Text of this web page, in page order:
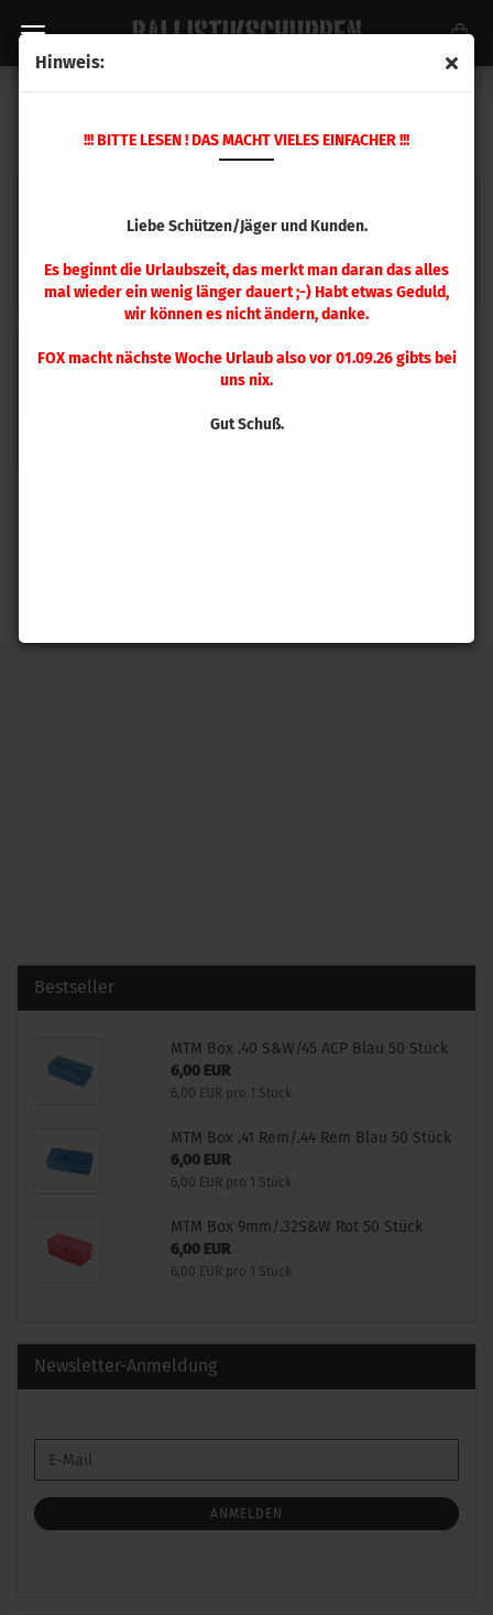
Hinweis:
!!! BITTE LESEN ! DAS MACHT VIELES EINFACHER !!!
Liebe Schützen/Jäger und Kunden.
Es beginnt die Urlaubszeit, das merkt man daran das alles
mal wieder ein wenig länger dauert ;-) Habt etwas Geduld,
wir können es nicht ändern, danke.
FOX macht nächste Woche Urlaub also vor 01.09.26 gibts bei
uns nix.
Gut Schuß.
Boxen für 50 Stück Patronen Boxen für 100 Stück Patronen
Bestseller
MTM Box .40 S&W/45 ACP Blau 50 Stück
6,00 EUR
6,00 EUR pro 1 Stück
MTM Box .41 Rem/.44 Rem Blau 50 Stück
6,00 EUR
6,00 EUR pro 1 Stück
MTM Box 9mm/.32S&W Rot 50 Stück
6,00 EUR
6,00 EUR pro 1 Stück
Newsletter-Anmeldung
ZUR
ANMELDUNG
E-
Mail
ANMELDEN